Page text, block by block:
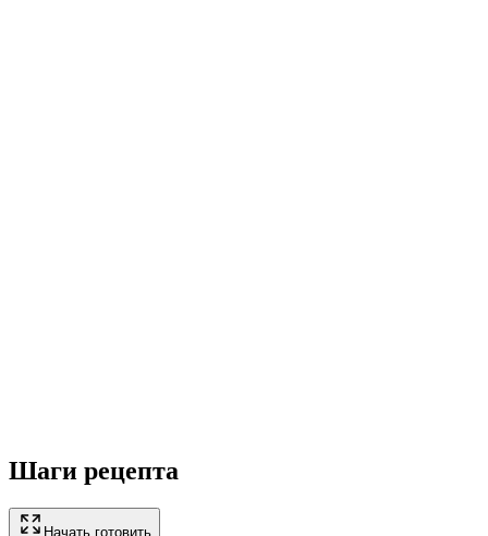
Шаги рецепта
Начать готовить